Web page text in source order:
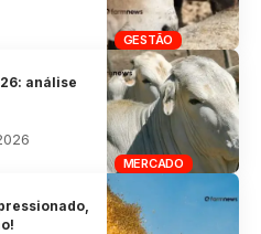
GESTÃO
MERCADO
análise